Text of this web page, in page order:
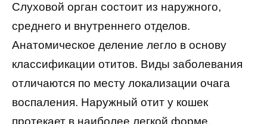
Слуховой орган состоит из наружного,
среднего и внутреннего отделов.
Анатомическое деление легло в основу
классификации отитов. Виды заболевания
отличаются по месту локализации очага
воспаления. Наружный отит у кошек
протекает в наиболее легкой форме.